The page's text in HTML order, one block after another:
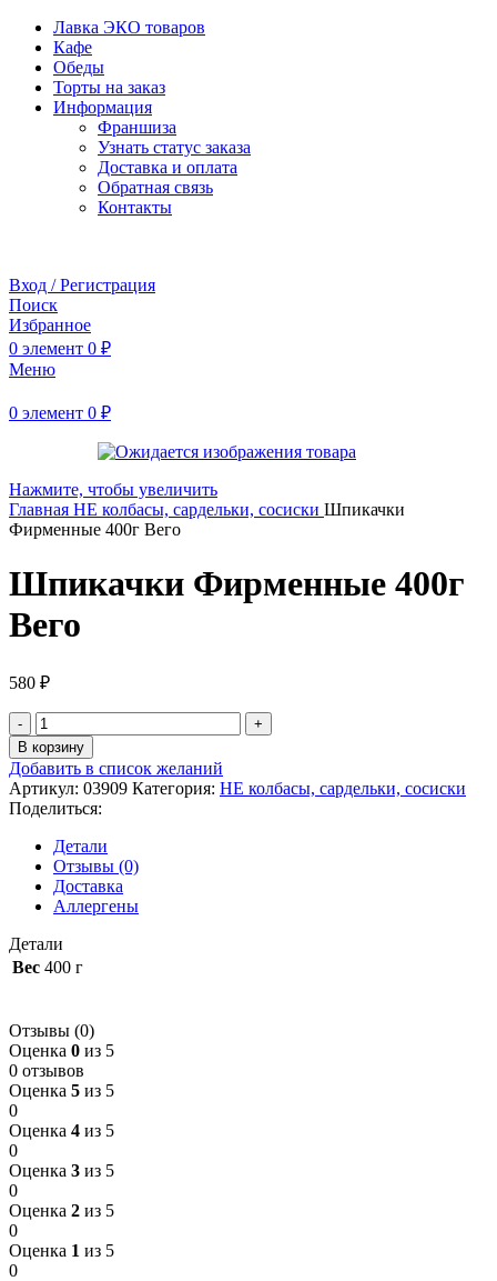
Лавка ЭКО товаров
Кафе
Обеды
Торты на заказ
Информация
Франшиза
Узнать статус заказа
Доставка и оплата
Обратная связь
Контакты
Вход / Регистрация
Поиск
Избранное
0 элемент 0 ₽
Меню
0 элемент 0 ₽
Нажмите, чтобы увеличить
Главная НЕ колбасы, сардельки, сосиски Шпикачки
Фирменные 400г Вего
Шпикачки Фирменные 400г
Вего
580 ₽
В корзину
Добавить в список желаний
Артикул: 03909 Категория: НЕ колбасы, сардельки, сосиски
Поделиться:
Детали
Отзывы (0)
Доставка
Аллергены
Детали
Вес 400 г
Отзывы (0)
Оценка 0 из 5
0 отзывов
Оценка 5 из 5
0
Оценка 4 из 5
0
Оценка 3 из 5
0
Оценка 2 из 5
0
Оценка 1 из 5
0